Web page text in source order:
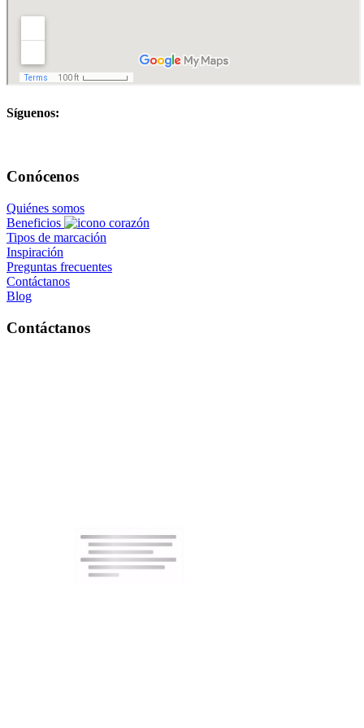
Síguenos:
Conócenos
Quiénes somos
Beneficios
Tipos de marcación
Inspiración
Preguntas frecuentes
Contáctanos
Blog
Contáctanos